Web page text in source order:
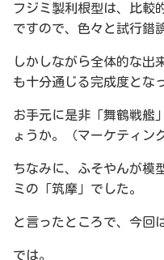
フジミ製利根型は、比較
ですので、色々と試行錯
しかしながら全体的な出
も十分通じる完成度とな
お手元に是非「舞鶴戦艦
ょうか。（マーケティン
ちなみに、ふそやんが模
ミの「筑摩」でした。
と言ったところで、今回
では。